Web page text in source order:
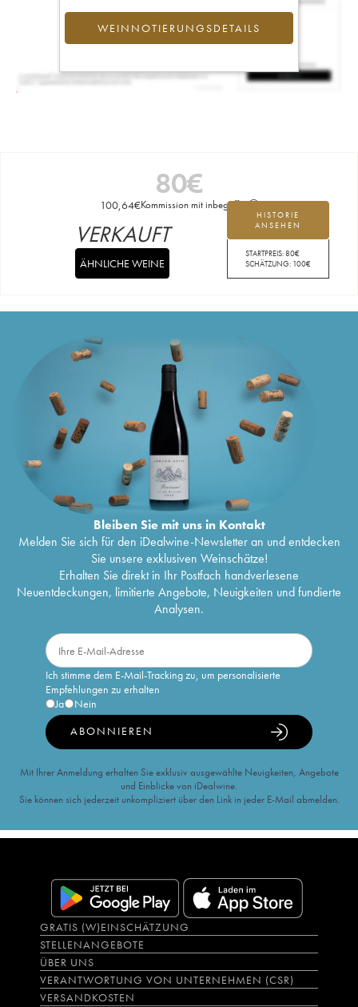
WEINNOTIERUNGSDETAILS
80€
100,64€Kommission mit inbegriffen
HISTORIE
ANSEHEN
STARTPREIS:80€
SCHÄTZUNG: 100€
VERKAUFT
ÄHNLICHE WEINE
Bleiben Sie mit uns in Kontakt
Melden Sie sich für den iDealwine-Newsletter an und entdecken
Sie unsere exklusiven Weinschätze!
Erhalten Sie direkt in Ihr Postfach handverlesene
Neuentdeckungen, limitierte Angebote, Neuigkeiten und fundierte
Analysen.
Ich stimme dem E-Mail-Tracking zu, um personalisierte
Empfehlungen zu erhalten
Ja
Nein
ABONNIEREN
Mit Ihrer Anmeldung erhalten Sie exklusiv ausgewählte Neuigkeiten, Angebote
und Einblicke von iDealwine.
Sie können sich jederzeit unkompliziert über den Link in jeder E-Mail abmelden.
GRATIS (W)EINSCHÄTZUNG
STELLENANGEBOTE
ÜBER UNS
VERANTWORTUNG VON UNTERNEHMEN (CSR)
VERSANDKOSTEN